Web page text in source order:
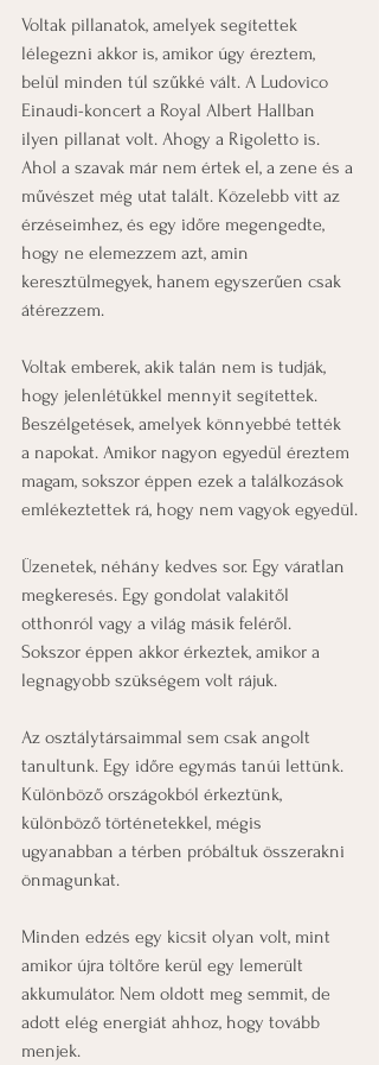
Voltak pillanatok, amelyek segítettek
lélegezni akkor is, amikor úgy éreztem,
belül minden túl szűkké vált. A Ludovico
Einaudi-koncert a Royal Albert Hallban
ilyen pillanat volt. Ahogy a Rigoletto is.
Ahol a szavak már nem értek el, a zene és a
művészet még utat talált. Közelebb vitt az
érzéseimhez, és egy időre megengedte,
hogy ne elemezzem azt, amin
keresztülmegyek, hanem egyszerűen csak
átérezzem.
Voltak emberek, akik talán nem is tudják,
hogy jelenlétükkel mennyit segítettek.
Beszélgetések, amelyek könnyebbé tették
a napokat. Amikor nagyon egyedül éreztem
magam, sokszor éppen ezek a találkozások
emlékeztettek rá, hogy nem vagyok egyedül.
Üzenetek, néhány kedves sor. Egy váratlan
megkeresés. Egy gondolat valakitől
otthonról vagy a világ másik feléről.
Sokszor éppen akkor érkeztek, amikor a
legnagyobb szükségem volt rájuk.
Az osztálytársaimmal sem csak angolt
tanultunk. Egy időre egymás tanúi lettünk.
Különböző országokból érkeztünk,
különböző történetekkel, mégis
ugyanabban a térben próbáltuk összerakni
önmagunkat.
Minden edzés egy kicsit olyan volt, mint
amikor újra töltőre kerül egy lemerült
akkumulátor. Nem oldott meg semmit, de
adott elég energiát ahhoz, hogy tovább
menjek.